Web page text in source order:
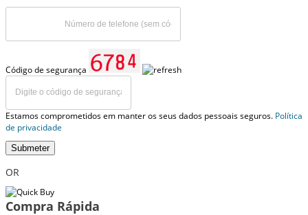
Código de segurança
Estamos comprometidos em manter os seus dados pessoais seguros. Política
de privacidade
Submeter
OR
Compra Rápida